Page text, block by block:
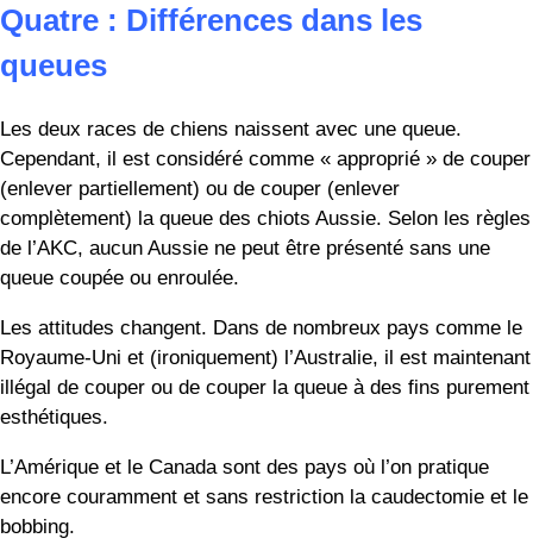
Les deux races de chiens sont identiques en ce sens
qu’elles ne portent PAS le nom de leur pays d’origine. Les
de la France. C’est pourquoi la plupart des pays du monde
préfèrent appeler les Berger Allemand Alsaciens.
Et qu’en est-il du berger australien ? Devinez d’où il vient…
non… de Californie. Ils dérivent de races d’Europe et
d’Australie, mais la race telle que nous la connaissons
Californie.
Six : Différences de popularité
Il y a beaucoup plus de bergers allemands dans le monde
que de bergers australiens. En Amérique par exemple,
selon l’AKC, le Berger Allemand est la deuxième race de
chien la plus populaire, tandis que l’Aussie se classe dix-